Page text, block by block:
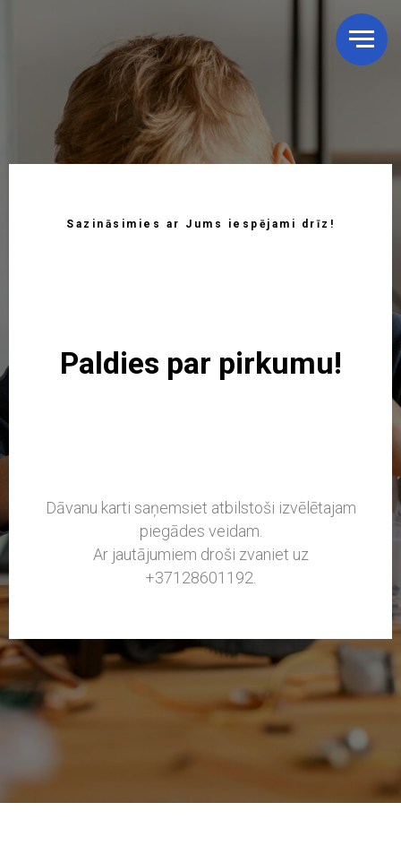
Sazināsimies ar Jums iespējami drīz!
Paldies par pirkumu!
Dāvanu karti saņemsiet atbilstoši izvēlētajam
piegādes veidam.
Ar jautājumiem droši zvaniet uz
+37128601192.